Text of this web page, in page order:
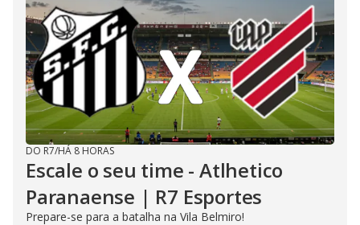
DO R7/HÁ 8 HORAS
Escale o seu time - Atlhetico
Paranaense | R7 Esportes
Prepare-se para a batalha na Vila Belmiro!